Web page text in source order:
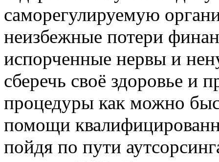
саморегулируемую
неизбежные потери
испорченные нервы и
сберечь своё здоровье и
процедуры как можно
помощи
пойдя по пути